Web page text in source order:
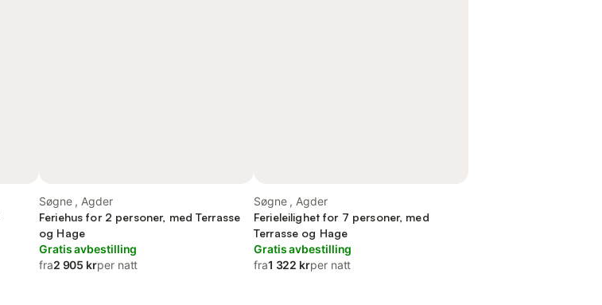
Søgne , Agder
Feriehus for 2 personer, med Terrasse
og Hage
Gratis avbestilling
fra2 905 krper natt
Søgne , Agder
Ferieleilighet for 7 personer, med
Terrasse og Hage
Gratis avbestilling
fra1 322 krper natt